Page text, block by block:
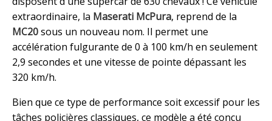
extraordinaire, la Maserati McPura, reprend de la
MC20sous un nouveau nom. Il permet une
accélération fulgurante de 0 à 100 km/h en seulement
2,9 secondes et une vitesse de pointe dépassant les
320 km/h.
Bien que ce type de performance soit excessif pour les
tâches policières classiques, ce modèle a été conçu